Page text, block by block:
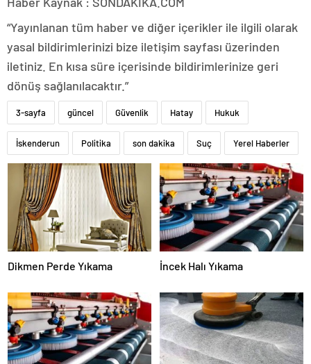
“Yayınlanan tüm haber ve diğer içerikler ile ilgili olarak
yasal bildirimlerinizi bize iletişim sayfası üzerinden
iletiniz. En kısa süre içerisinde bildirimlerinize geri
dönüş sağlanılacaktır.”
3-sayfa güncel Güvenlik Hatay Hukuk
İskenderun Politika son dakika Suç Yerel Haberler
Dikmen Perde Yıkama İncek Halı Yıkama